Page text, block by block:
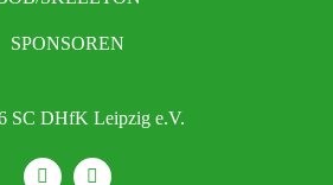
SPONSOREN
SC DHfK Leipzig e.V.